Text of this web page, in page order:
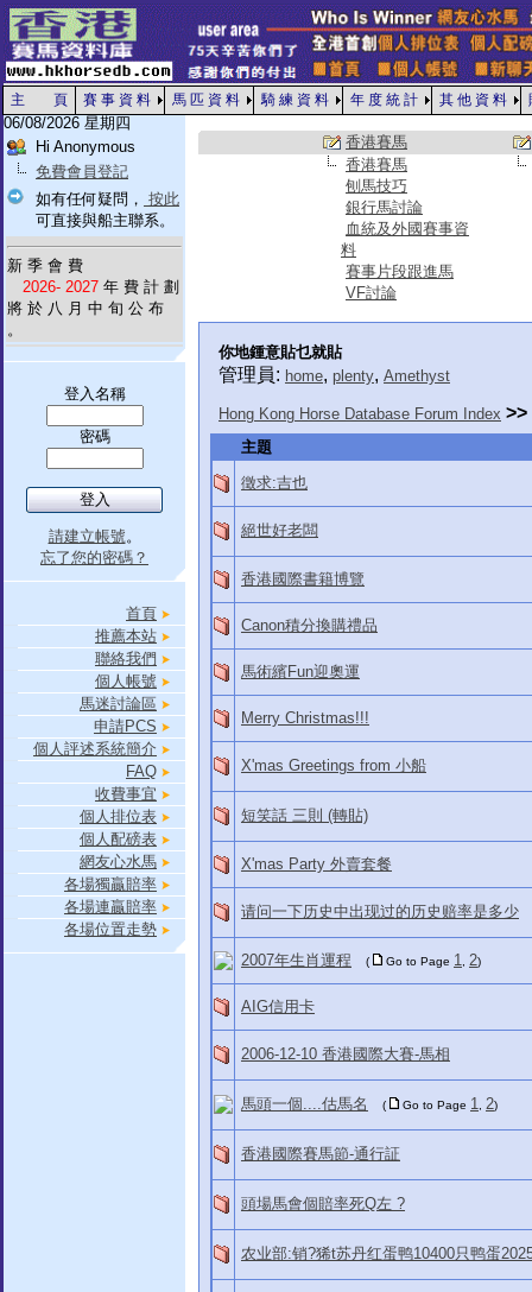
主 頁 賽 事 資 料 馬 匹 資 料 騎 練 資 料 年 度 統 計 其 他 資 料
06/08/2026 星期四
Hi Anonymous
免費會員登記
如有任何疑問， 按此
可直接與船主聯系。
新 季 會 費
2026- 2027 年 費 計 劃
將 於 八 月 中 旬 公 布
。
登入名稱
密碼
請建立帳號。
忘了您的密碼？
首頁
推薦本站
聯絡我們
個人帳號
馬迷討論區
申請PCS
個人評述系統簡介
FAQ
收費事宜
個人排位表
個人配磅表
網友心水馬
各場獨贏賠率
各場連贏賠率
各場位置走勢
香港賽馬
香港賽馬
刨馬技巧
銀行馬討論
血統及外國賽事資
料
賽事片段跟進馬
VF討論
你地鍾意貼乜就貼
管理員: home, plenty, Amethyst
Hong Kong Horse Database Forum Index >>
主題
徵求:吉也
絕世好老闆
香港國際書籍博覽
Canon積分換購禮品
馬術繽Fun迎奧運
Merry Christmas!!!
X'mas Greetings from 小船
短笑話 三則 (轉貼)
X'mas Party 外賣套餐
请问一下历史中出现过的历史赔率是多少
2007年生肖運程 ( Go to Page 1 2)
AIG信用卡
2006-12-10 香港國際大賽-馬相
馬頭一個....估馬名 ( Go to Page 1 2)
香港國際賽馬節-通行証
頭場馬會個賠率死Q左 ?
农业部:销?狶t苏丹红蛋鸭10400只鸭蛋